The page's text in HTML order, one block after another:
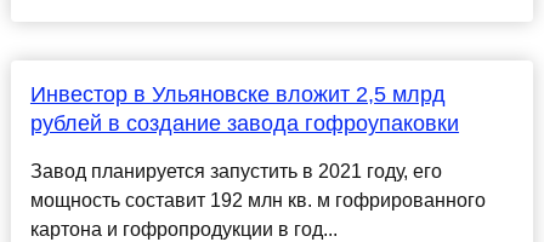
Инвестор в Ульяновске вложит 2,5 млрд
рублей в создание завода гофроупаковки
Завод планируется запустить в 2021 году, его
мощность составит 192 млн кв. м гофрированного
картона и гофропродукции в год...